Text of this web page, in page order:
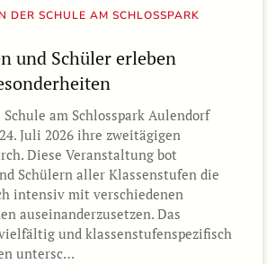
DER SCHULE AM SCHLOSSPARK
und Schüler erleben
am Schlosspark Aulendorf
Juli 2026 ihre zweitägigen
Diese Veranstaltung bot
Schülern aller Klassenstufen die
intensiv mit verschiedenen
auseinanderzusetzen. Das
und klassenstufenspezifisch
untersc…